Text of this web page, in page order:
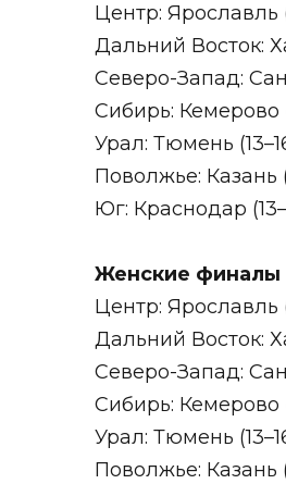
Центр: Ярославль
Дальний Восток:
Северо-Запад:
Сибирь: Кемерово
Урал: Тюмень
Поволжье: Казань
Юг: Краснодар
Женские финалы
Центр: Ярославль
Дальний Восток:
Северо-Запад:
Сибирь: Кемерово
Урал: Тюмень
Поволжье: Казань